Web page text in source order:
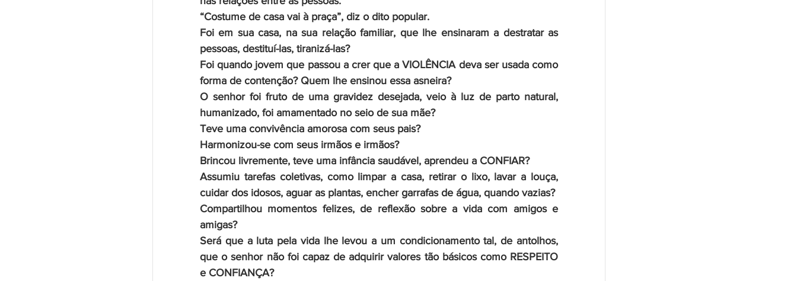
“Costume de casa vai à praça”, diz o dito popular.
Foi em sua casa, na sua relação familiar, que lhe ensinaram a destratar as
pessoas, destituí-las, tiranizá-las?
Foi quando jovem que passou a crer que a VIOLÊNCIA deva ser usada como
forma de contenção? Quem lhe ensinou essa asneira?
O senhor foi fruto de uma gravidez desejada, veio à luz de parto natural,
humanizado, foi amamentado no seio de sua mãe?
Teve uma convivência amorosa com seus pais?
Harmonizou-se com seus irmãos e irmãos?
Brincou livremente, teve uma infância saudável, aprendeu a CONFIAR?
Assumiu tarefas coletivas, como limpar a casa, retirar o lixo, lavar a louça,
cuidar dos idosos, aguar as plantas, encher garrafas de água, quando vazias?
Compartilhou momentos felizes, de reflexão sobre a vida com amigos e
amigas?
Será que a luta pela vida lhe levou a um condicionamento tal, de antolhos,
que o senhor não foi capaz de adquirir valores tão básicos como RESPEITO
e CONFIANÇA?